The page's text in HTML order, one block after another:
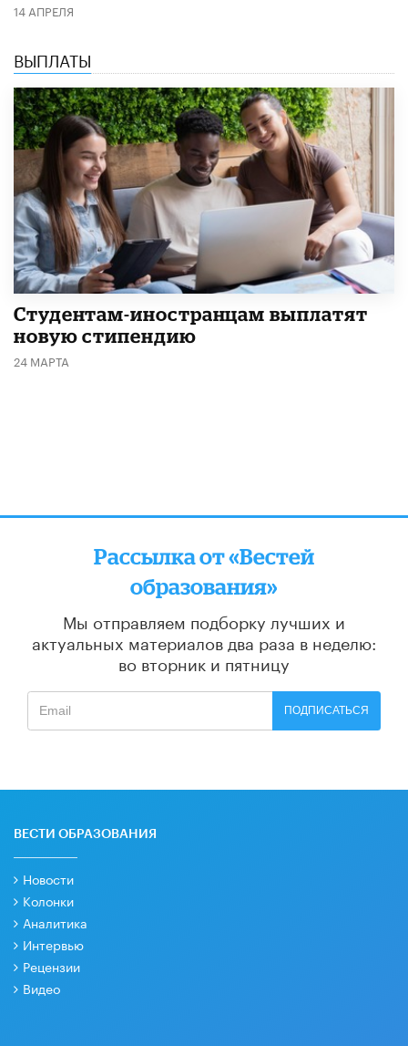
14 АПРЕЛЯ
ВЫПЛАТЫ
Студентам-иностранцам выплатят
новую стипендию
24 МАРТА
Рассылка от «Вестей
образования»
Мы отправляем подборку лучших и
актуальных материалов два раза в неделю:
во вторник и пятницу
ПОДПИСАТЬСЯ
ВЕСТИ ОБРАЗОВАНИЯ
Новости
Колонки
Аналитика
Интервью
Рецензии
Видео